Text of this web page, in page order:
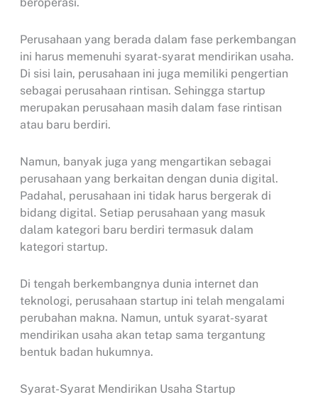
beroperasi.
Perusahaan yang berada dalam fase perkembangan
ini harus memenuhi syarat-syarat mendirikan usaha.
Di sisi lain, perusahaan ini juga memiliki pengertian
sebagai perusahaan rintisan. Sehingga startup
merupakan perusahaan masih dalam fase rintisan
atau baru berdiri.
Namun, banyak juga yang mengartikan sebagai
perusahaan yang berkaitan dengan dunia digital.
Padahal, perusahaan ini tidak harus bergerak di
bidang digital. Setiap perusahaan yang masuk
dalam kategori baru berdiri termasuk dalam
kategori startup.
Di tengah berkembangnya dunia internet dan
teknologi, perusahaan startup ini telah mengalami
perubahan makna. Namun, untuk syarat-syarat
mendirikan usaha akan tetap sama tergantung
bentuk badan hukumnya.
Syarat-Syarat Mendirikan Usaha Startup